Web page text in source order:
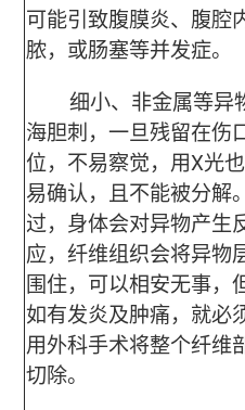
可能引致腹膜炎、腹腔
脓，或肠塞等并发症。
细小、非金属等异
海胆刺，一旦残留在伤
位，不易察觉，用X光
易确认，且不能被分解
过，身体会对异物产生
应，纤维组织会将异物
围住，可以相安无事，
如有发炎及肿痛，就必
用外科手术将整个纤维
切除。